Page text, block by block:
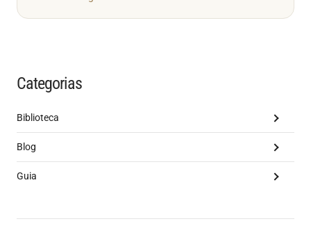
Categorias
Biblioteca
Blog
Guia